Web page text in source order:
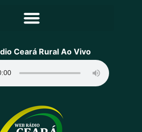
Equipe
Contato
Ceará Rural Ao Vivo